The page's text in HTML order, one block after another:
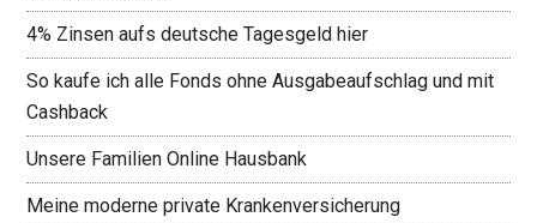
4% Zinsen aufs deutsche Tagesgeld hier
So kaufe ich alle Fonds ohne Ausgabeaufschlag und mit
Cashback
Unsere Familien Online Hausbank
Meine moderne private Krankenversicherung